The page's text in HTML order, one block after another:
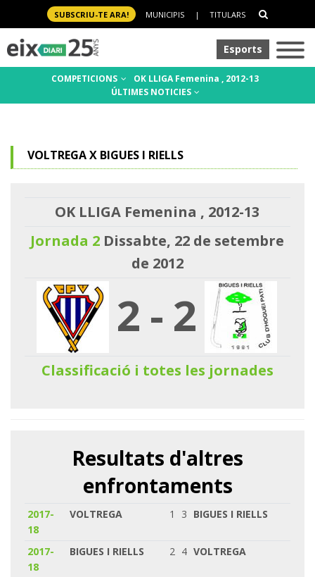
SUBSCRIU-TE ARA! MUNICIPIS | TITULARS
Esports
COMPETICIONS
OK LLIGA Femenina , 2012-13
ÚLTIMES NOTICIES
VOLTREGA X BIGUES I RIELLS
OK LLIGA Femenina , 2012-13
Jornada 2 Dissabte, 22 de setembre
de 2012
2 - 2
Classificació i totes les jornades
Resultats d'altres
enfrontaments
2017-
18
VOLTREGA 1 3 BIGUES I RIELLS
2017-
18
BIGUES I RIELLS 2 4 VOLTREGA